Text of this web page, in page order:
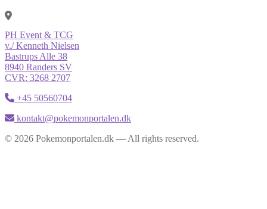
PH Event & TCG
v./ Kenneth Nielsen
Bastrups Alle 38
8940 Randers SV
CVR: 3268 2707
+45 50560704
kontakt@pokemonportalen.dk
© 2026 Pokemonportalen.dk — All rights reserved.